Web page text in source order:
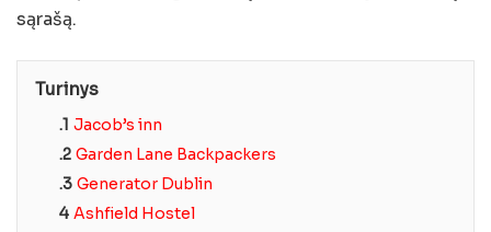
sąrašą.
Turinys
.1 Jacob’s inn
.2 Garden Lane Backpackers
.3 Generator Dublin
4 Ashfield Hostel